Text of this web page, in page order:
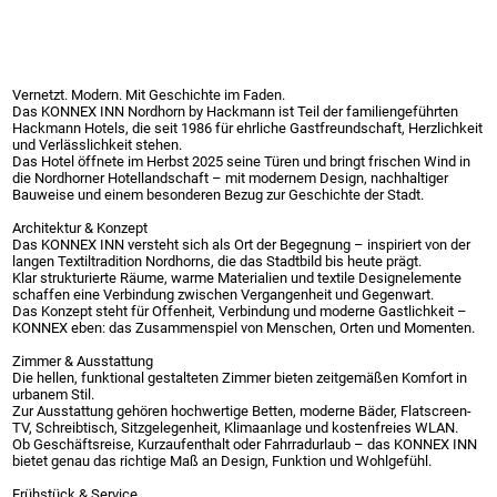
Vernetzt. Modern. Mit Geschichte im Faden.
Das KONNEX INN Nordhorn by Hackmann ist Teil der familiengeführten
Hackmann Hotels, die seit 1986 für ehrliche Gastfreundschaft, Herzlichkeit
und Verlässlichkeit stehen.
Das Hotel öffnete im Herbst 2025 seine Türen und bringt frischen Wind in
die Nordhorner Hotellandschaft – mit modernem Design, nachhaltiger
Bauweise und einem besonderen Bezug zur Geschichte der Stadt.
Architektur & Konzept
Das KONNEX INN versteht sich als Ort der Begegnung – inspiriert von der
langen Textiltradition Nordhorns, die das Stadtbild bis heute prägt.
Klar strukturierte Räume, warme Materialien und textile Designelemente
schaffen eine Verbindung zwischen Vergangenheit und Gegenwart.
Das Konzept steht für Offenheit, Verbindung und moderne Gastlichkeit –
KONNEX eben: das Zusammenspiel von Menschen, Orten und Momenten.
Zimmer & Ausstattung
Die hellen, funktional gestalteten Zimmer bieten zeitgemäßen Komfort in
urbanem Stil.
Zur Ausstattung gehören hochwertige Betten, moderne Bäder, Flatscreen-
TV, Schreibtisch, Sitzgelegenheit, Klimaanlage und kostenfreies WLAN.
Ob Geschäftsreise, Kurzaufenthalt oder Fahrradurlaub – das KONNEX INN
bietet genau das richtige Maß an Design, Funktion und Wohlgefühl.